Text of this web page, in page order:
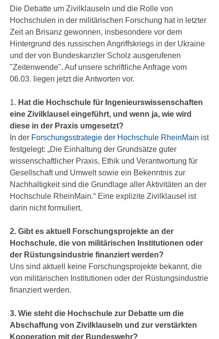
Die Debatte um Zivilklauseln und die Rolle von
Hochschulen in der militärischen Forschung hat in letzter
Zeit an Brisanz gewonnen, insbesondere vor dem
Hintergrund des russischen Angriffskriegs in der Ukraine
und der von Bundeskanzler Scholz ausgerufenen
"Zeitenwende". Auf unsere schriftliche Anfrage vom
06.03. liegen jetzt die Antworten vor.
1. Hat die Hochschule für Ingenieurswissenschaften
eine Zivilklausel eingeführt, und wenn ja, wie wird
diese in der Praxis umgesetzt?
In der Forschungsstrategie der Hochschule RheinMain ist
festgelegt: „Die Einhaltung der Grundsätze guter
wissenschaftlicher Praxis, Ethik und Verantwortung für
Gesellschaft und Umwelt sowie ein Bekenntnis zur
Nachhaltigkeit sind die Grundlage aller Aktivitäten an der
Hochschule RheinMain.“ Eine explizite Zivilklausel ist
darin nicht formuliert.
2. Gibt es aktuell Forschungsprojekte an der
Hochschule, die von militärischen Institutionen oder
der Rüstungsindustrie finanziert werden?
Uns sind aktuell keine Forschungsprojekte bekannt, die
von militärischen Institutionen oder der Rüstungsindustrie
finanziert werden.
3. Wie steht die Hochschule zur Debatte um die
Abschaffung von Zivilklauseln und zur verstärkten
Kooperation mit der Bundeswehr?